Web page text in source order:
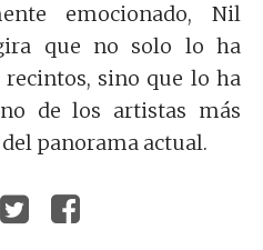
emocionado, Nil
que no solo lo ha
sino que lo ha
de los artistas más
panorama actual.